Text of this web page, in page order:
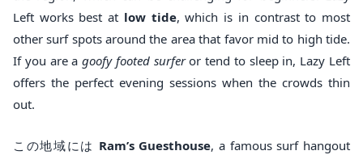
Left works best at low tide, which is in contrast to most
other surf spots around the area that favor mid to high tide.
If you are agoofy footed surferor tend to sleep in, Lazy Left
offers the perfect evening sessions when the crowds thin
out.
この地域には Ram’s Guesthouse, a famous surf hangout